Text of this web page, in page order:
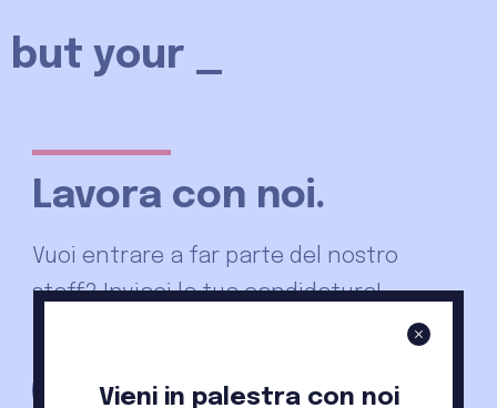
but your hear
Lavora con noi.
Vuoi entrare a far parte del nostro
staff? Inviaci la tua candidatura!
Invia la tua candidatura
Vieni in palestra con noi